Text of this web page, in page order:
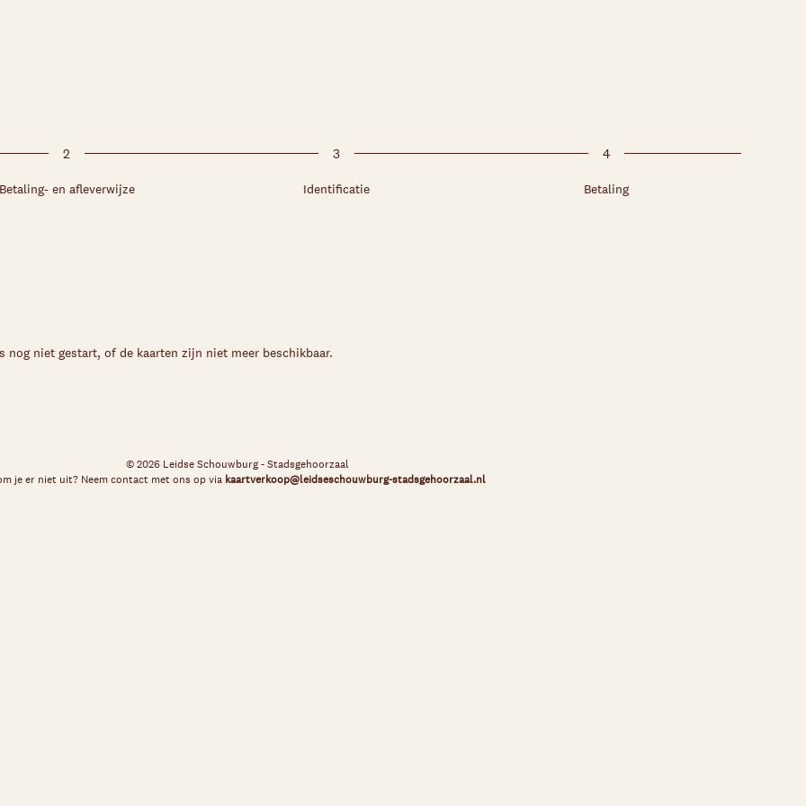
2
en afleverwijze
3
Identificatie
4
Betaling
nog niet gestart, of de kaarten zijn niet meer beschikbaar.
© 2026 Leidse Schouwburg - Stadsgehoorzaal
je er niet uit? Neem contact met ons op via kaartverkoop@leidseschouwburg-stadsgehoorzaal.nl